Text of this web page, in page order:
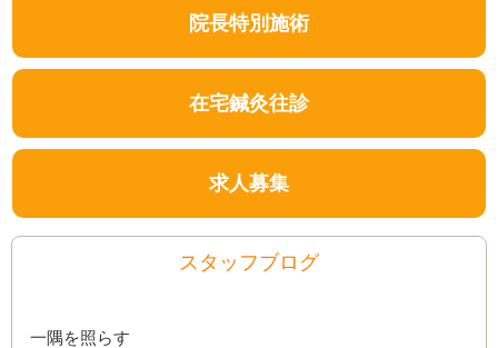
院長特別施術
在宅鍼灸往診
求人募集
スタッフブログ
一隅を照らす